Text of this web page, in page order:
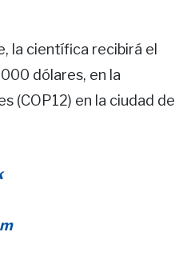
la científica recibirá el
dólares, en la
(COP12) en la ciudad de